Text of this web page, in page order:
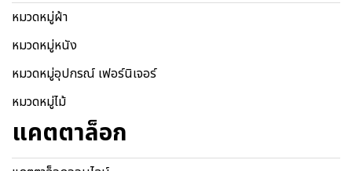
หมวดหมู่ผ้า
หมวดหมู่หนัง
หมวดหมู่อุปกรณ์ เฟอร์นิเจอร์
หมวดหมู่ไม้
แคตตาล็อก